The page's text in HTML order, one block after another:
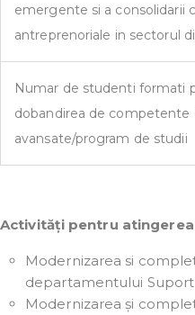
emergente si a consolidarii
antreprenoriale in sectorul
Numar de studenti formati
dobandirea de competente
avansate/program de studii
Activități pentru
Modernizarea si
departamentului
Modernizarea și